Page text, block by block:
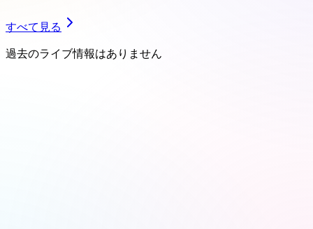
すべて見る
過去のライブ情報はありません